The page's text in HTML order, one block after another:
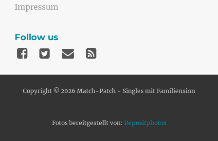
Impressum
Follow us
Copyright © 2026 Match-Patch - Singles mit Familiensinn
Fotos bereitgestellt von: Depositphotos